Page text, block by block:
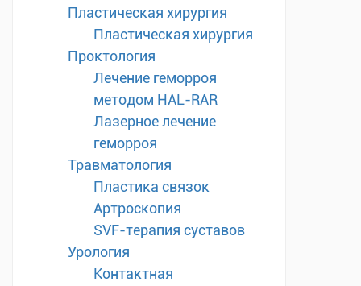
Пластическая хирургия
Пластическая хирургия
Проктология
Лечение геморроя
методом HAL-RAR
Лазерное лечение
геморроя
Травматология
Пластика связок
Артроскопия
SVF-терапия суставов
Урология
Контактная